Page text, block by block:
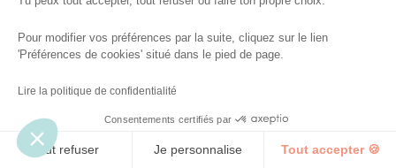
Pour modifier vos préférences par la suite, cliquez sur le lien
'Préférences de cookies' situé dans le pied de page.
Lire la politique de confidentialité
Consentements certifiés par
Tout refuser Je personnalise Tout accepter 🍪
Je commence le quiz
Appuyer sur Entrer ↵
0% complété